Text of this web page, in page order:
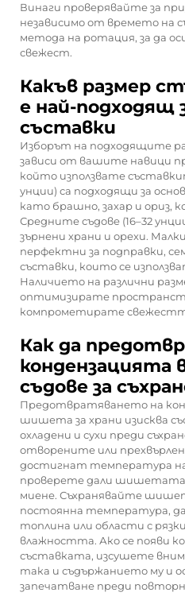
Винаги проверявайте за
независимо от времето на
метода на ротация, за да
свежест.
Какъв размер
е най-подходящ
съставки
Изборът на подходящите
зависи от вашите навици
който използвате
унции) са подходящи за
като брашно, захар и ориз,
Средните съдове (16–32
зърнени храни и орехи.
перфектни за подправки,
съставки, които се
Наличието на различни
оптимизирате
компрометирате
Как да
кондензацията
съдове за
Предотвратяването на
шишета за храни изисква
охладени и сухи преди
отворените или
достигнат температура
проверете дали шишетата
миене. Съхранявайте
постоянна температура,
топлина или области с
влажността. Ако се появи
съставката, изсушете
така и съдържанието му и
запечатване преди